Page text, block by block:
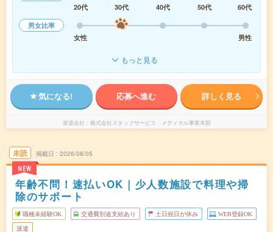
20代
30代 40代 50代
60代
男女比率
女性
男性
もっと見る
気になる! 応募へ進む 詳しく見る
派遣会社 株式会社スタッフサービス メディカル事業本部
未読
NEW
掲載日 2026/08/05
年齢不問！速払いOK｜少人数施設で料理や掃
除のサポート
職種未経験OK 交通費別途支給あり 土日祝日が休み WEB登録OK
派遣